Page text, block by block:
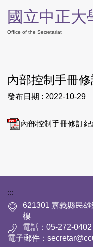
到
主
要
區
國立中正大
Office of the Secretariat
內部控制手冊
發布日期 : 2022-10-29
內部控制手冊修訂
:::
621301 嘉義縣民
樓
電話：05-272-0402
電子郵件：